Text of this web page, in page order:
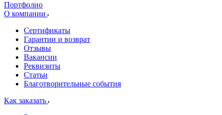
Портфолио
О компании
Сертификаты
Гарантии и возврат
Отзывы
Вакансии
Реквизиты
Статьи
Благотворительные события
Как заказать